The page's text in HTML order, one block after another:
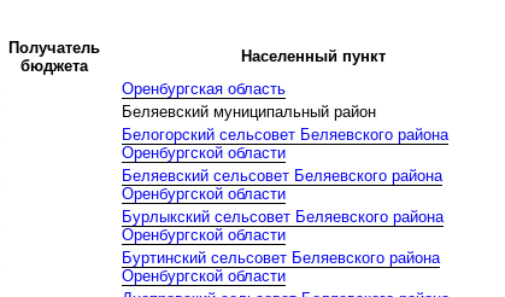
Получатель
бюджета
Населенный пункт
Оренбургская область
Беляевский муниципальный район
Белогорский сельсовет Беляевского района
Оренбургской области
Беляевский сельсовет Беляевского района
Оренбургской области
Бурлыкский сельсовет Беляевского района
Оренбургской области
Буртинский сельсовет Беляевского района
Оренбургской области